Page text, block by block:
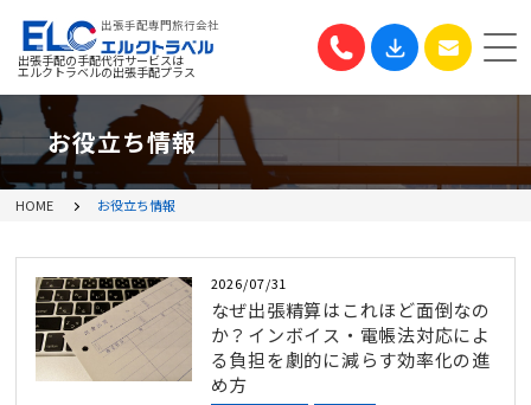
出張手配専門旅行会社
出張手配の手配代行サービスは
エルクトラベルの出張手配プラス
お役立ち情報
HOME お役立ち情報
2026/07/31
なぜ出張精算はこれほど面倒なの
か？インボイス・電帳法対応によ
る負担を劇的に減らす効率化の進
め方